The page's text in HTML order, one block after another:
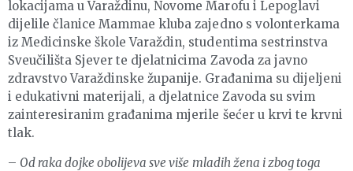
lokacijama u Varaždinu, Novome Marofu i Lepoglavi
dijelile članice Mammae kluba zajedno s volonterkama
iz Medicinske škole Varaždin, studentima sestrinstva
Sveučilišta Sjever te djelatnicima Zavoda za javno
zdravstvo Varaždinske županije. Građanima su dijeljeni
i edukativni materijali, a djelatnice Zavoda su svim
zainteresiranim građanima mjerile šećer u krvi te krvni
tlak.
– Od raka dojke obolijeva sve više mladih žena i zbog toga